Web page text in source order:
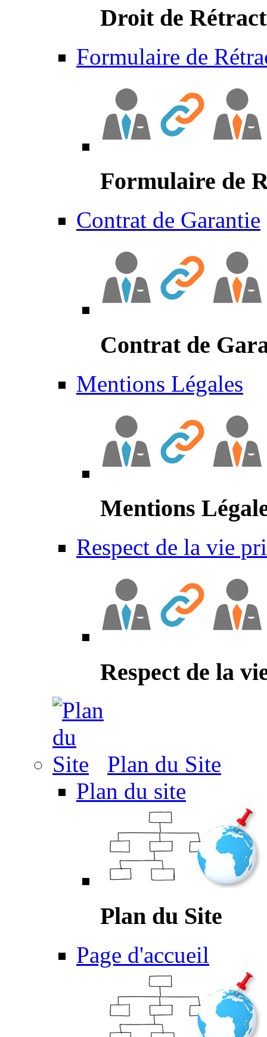
Droit de
Formulaire de
Formulaire de
Contrat de Garantie
Contrat de
Mentions Légales
Mentions
Respect de la vie
Respect de la
Plan du Site
Plan du site
Plan du Site
Page d'accueil